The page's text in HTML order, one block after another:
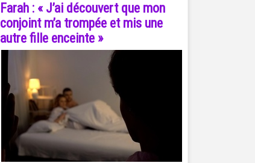
Farah : « J’ai découvert que mon
conjoint m’a trompée et mis une
autre fille enceinte »